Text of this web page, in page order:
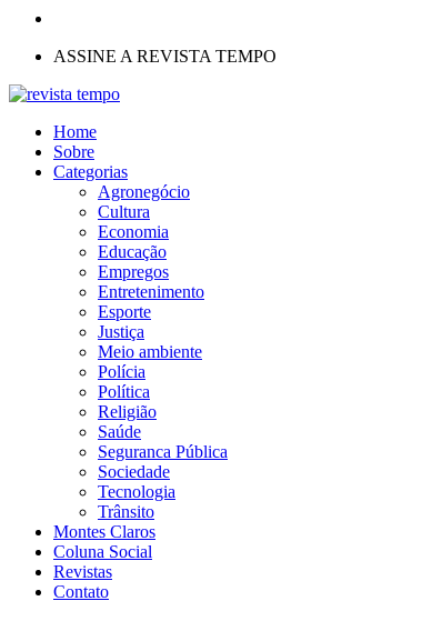
ASSINE A REVISTA TEMPO
Home
Sobre
Categorias
Agronegócio
Cultura
Economia
Educação
Empregos
Entretenimento
Esporte
Justiça
Meio ambiente
Polícia
Política
Religião
Saúde
Seguranca Pública
Sociedade
Tecnologia
Trânsito
Montes Claros
Coluna Social
Revistas
Contato